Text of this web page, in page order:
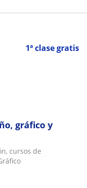
1ª clase gratis
gráfico y
cursos de